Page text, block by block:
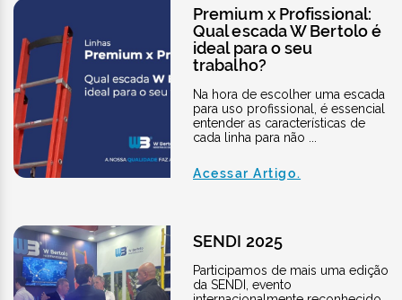
Premium x Profissional:
Qual escada W Bertolo é
ideal para o seu
trabalho?
Na hora de escolher uma escada
para uso profissional, é essencial
entender as características de
cada linha para não ...
Acessar Artigo.
SENDI 2025
Participamos de mais uma edição
da SENDI, evento